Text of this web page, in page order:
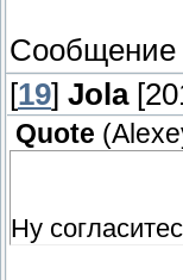
Сообщение
[19] Jola
Quote (
Ну